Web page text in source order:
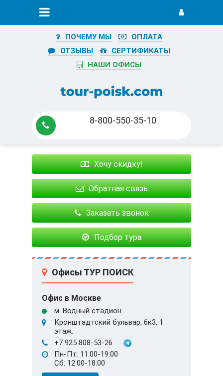
ПОЧЕМУ МЫ
ОПЛАТА
ОТЗЫВЫ
СЕРТИФИКАТЫ
НАШИ ОФИСЫ
8-800-550-35-10
Хочу скидку!
Обратная связь
Заказать звонок
Подбор тура
Офисы ТУР ПОИСК
Офис в Москве
м. Водный стадион
Кронштадтский бульвар, 6к3, 1
этаж.
+7 925 808-53-26
Пн-Пт: 11:00-19:00
Сб: 12:00-18:00